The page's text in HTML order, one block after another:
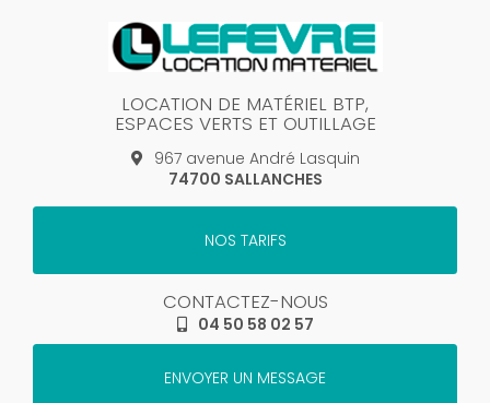
LOCATION DE MATÉRIEL BTP,
ESPACES VERTS ET OUTILLAGE
967 avenue André Lasquin
74700 SALLANCHES
NOS TARIFS
CONTACTEZ-NOUS
04 50 58 02 57
ENVOYER UN MESSAGE